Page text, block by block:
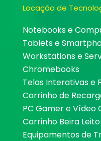
Locação de
Notebooks e
Tablets e
Workstations e
Chromebooks
Telas Interativas e
Carrinho de
PC Gamer e Vídeo
Carrinho Beira Leito
Equipamentos de